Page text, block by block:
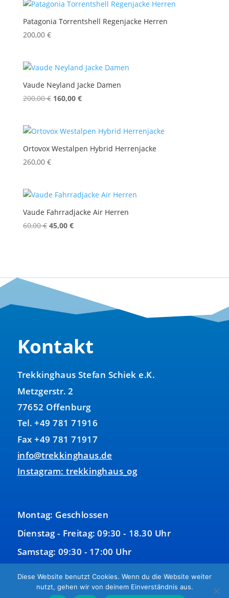
165,00 €115,00 €.
Patagonia Torrentshell Regenjacke Herren
200,00 €
Vaude Neyland Jacke Damen
200,00€ Ursprünglicher
200,00 €
160,00 €Aktueller
160,00 €.
Ortovox Westalpen Hybrid Herrenjacke
260,00 €
Vaude Fahrradjacke Air Herren
60,00€ Ursprünglicher
45,00 €Aktueller
Kontakt
Trekkinghaus Stefan Schiek e.K.
Metzgerstr. 2
77652 Offenburg
Tel. +49 781 71916
Fax +49 781 71917
info@trekkinghaus.de
Instagram: trekkinghaus_og
Montag: Geschlossen
Dienstag - Freitag: 09:30 - 18.30 Uhr
Samstag: 09:30 - 17:00 Uhr
Diese Website benutzt Cookies. Wenn du die Website weiter
nutzt, gehen wir von deinem Einverständnis aus.